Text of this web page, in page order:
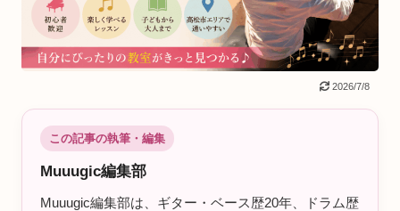
2026/7/8
この記事の執筆・編集
Muuugic編集部
Muuugic編集部は、ギター・ベース歴20年、ドラム歴